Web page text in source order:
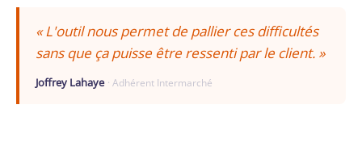
« L'outil nous permet de pallier ces difficultés
sans que ça puisse être ressenti par le client. »
Joffrey Lahaye · Adhérent Intermarché